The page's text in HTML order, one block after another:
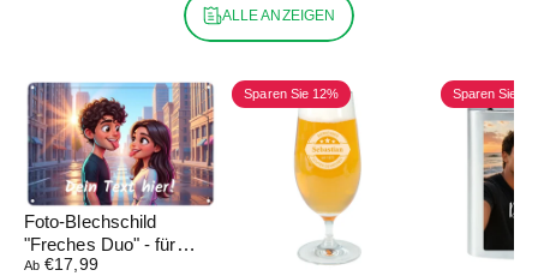
ALLE ANZEIGEN
Foto-Blechschild
"Freches Duo" - für
Paare - mit 3D-Figur-
Ab €17,99
Sparen Sie 12% Sparen Sie